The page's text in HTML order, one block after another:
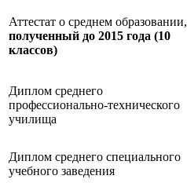
Аттестат о среднем образовании,
полученный до 2015 года (10
классов)
Диплом среднего
профессионально-технического
училища
Диплом среднего специального
учебного заведения